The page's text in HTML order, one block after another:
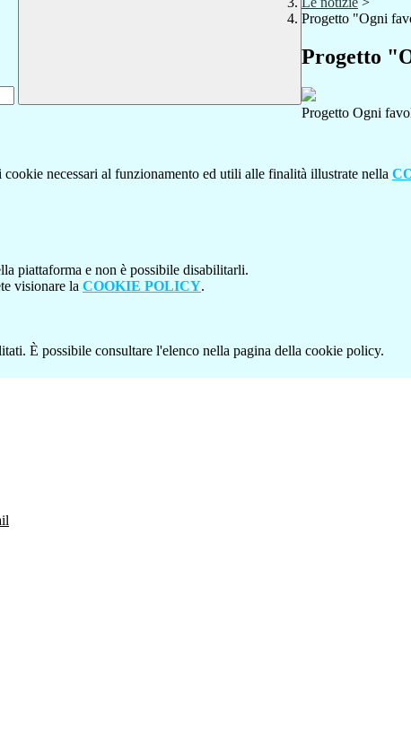
Progetto "Ogni
Progetto
Progetto Ogni
necessari al funzionamento ed utili alle finalità illustrate nella
piattaforma e non è possibile disabilitarli.
visionare la COOKIE POLICY.
È possibile consultare l'elenco nella pagina della cookie policy.